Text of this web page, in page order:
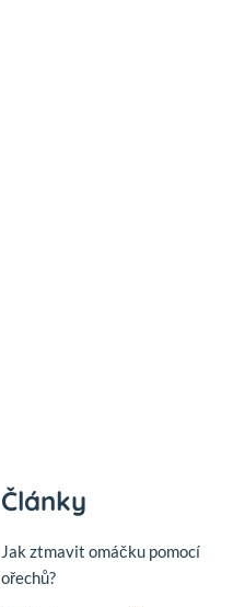
Články
Jak ztmavit omáčku pomocí
ořechů?